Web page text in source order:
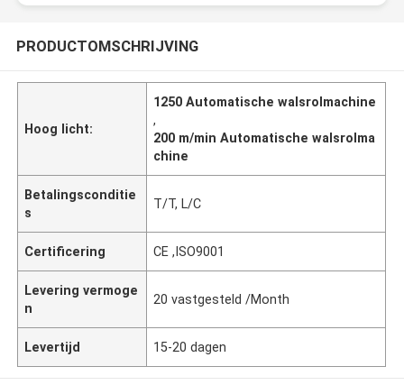
PRODUCTOMSCHRIJVING
Hoog licht:
1250 Automatische walsrolmachine
,
200 m/min Automatische walsrolma
chine
Betalingsconditie
s
T/T, L/C
Certificering CE ,ISO9001
Levering vermoge
n
20 vastgesteld /Month
Levertijd 15-20 dagen